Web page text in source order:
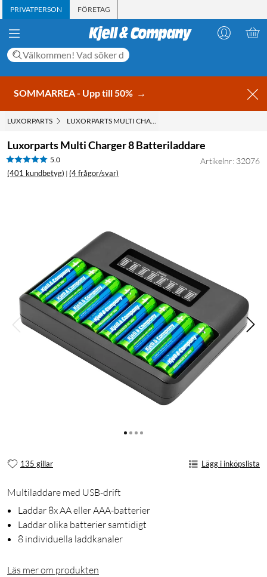
PRIVATPERSON FÖRETAG
SOMMARREA - Upp till 50% →
LUXORPARTS LUXORPARTS MULTI CHARGER 8 BATTERILADDARE
Luxorparts Multi Charger 8 Batteriladdare
5.0
(401 kundbetyg) | (4 frågor/svar)
Artikelnr: 32076
135 gillar Lägg i inköpslista
Multiladdare med USB-drift
Laddar 8x AA eller AAA-batterier
Laddar olika batterier samtidigt
8 individuella laddkanaler
Läs mer om produkten